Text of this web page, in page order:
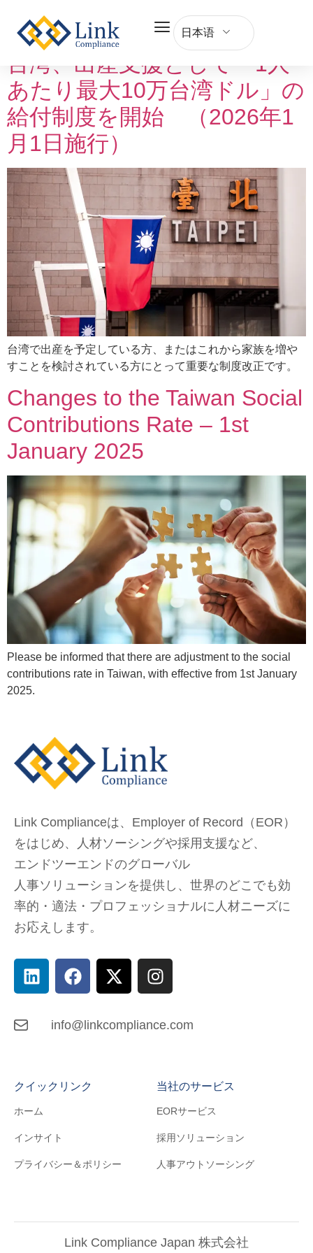
日本语
Category: Taiwan
台湾、出産支援として「1人
あたり最大10万台湾ドル」の
給付制度を開始 （2026年1
月1日施行）
台湾で出産を予定している方、またはこれから家族を増や
すことを検討されている方にとって重要な制度改正です。
Changes to the Taiwan Social
Contributions Rate – 1st
January 2025
Please be informed that there are adjustment to the social
contributions rate in Taiwan, with effective from 1st January
2025.
Link Complianceは、Employer of Record（EOR）
をはじめ、
人材ソーシングや採用支援など、
エンドツーエンドのグローバル
人事ソリューションを提供し、 世界のどこでも効
率的・適法・プロフェッショナルに人材ニーズに
お応えします。
info@linkcompliance.com
クイックリンク
ホーム
インサイト
プライバシー＆ポリシー
当社のサービス
EORサービス
採用ソリューション
人事アウトソーシング
Link Compliance Japan 株式会社